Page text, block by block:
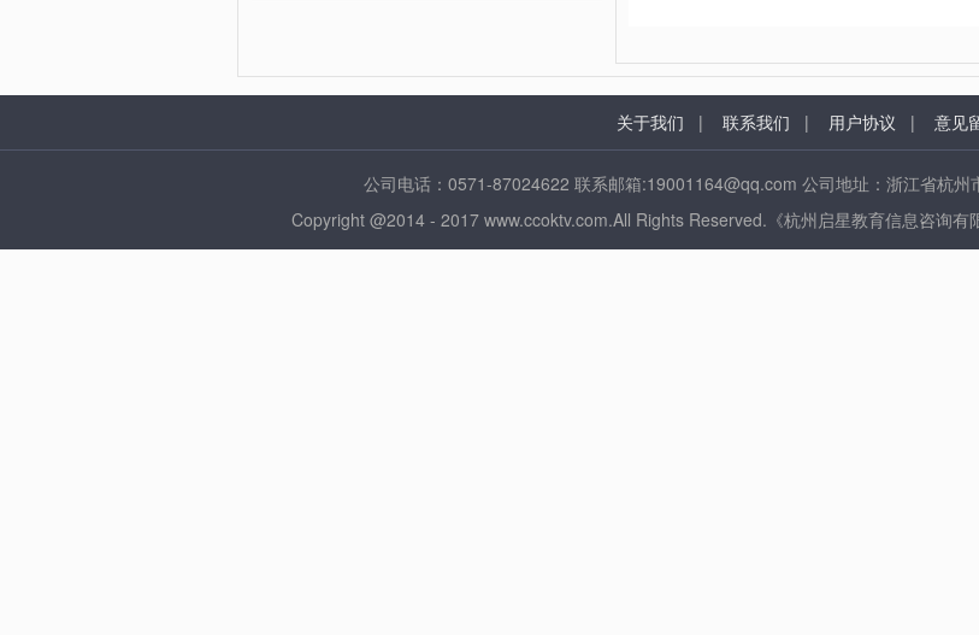
关于我们 | 联系我们 | 用户协议 | 意见
公司电话：0571-87024622 联系邮箱:19001164@qq.com 公司地址：浙江省杭
Copyright @2014 - 2017 www.ccoktv.com.All Rights Reserved.《杭州启星教育信息咨询